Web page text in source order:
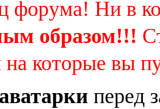
форума! Ни в
образом!!!
на которые вы
аватарки перед